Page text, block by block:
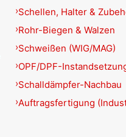
Schellen, Halter &
Rohr-Biegen & Walzen
Schweißen (WIG/MAG)
OPF/DPF-
Schalldämpfer-Nachbau
Auftragsfertigung